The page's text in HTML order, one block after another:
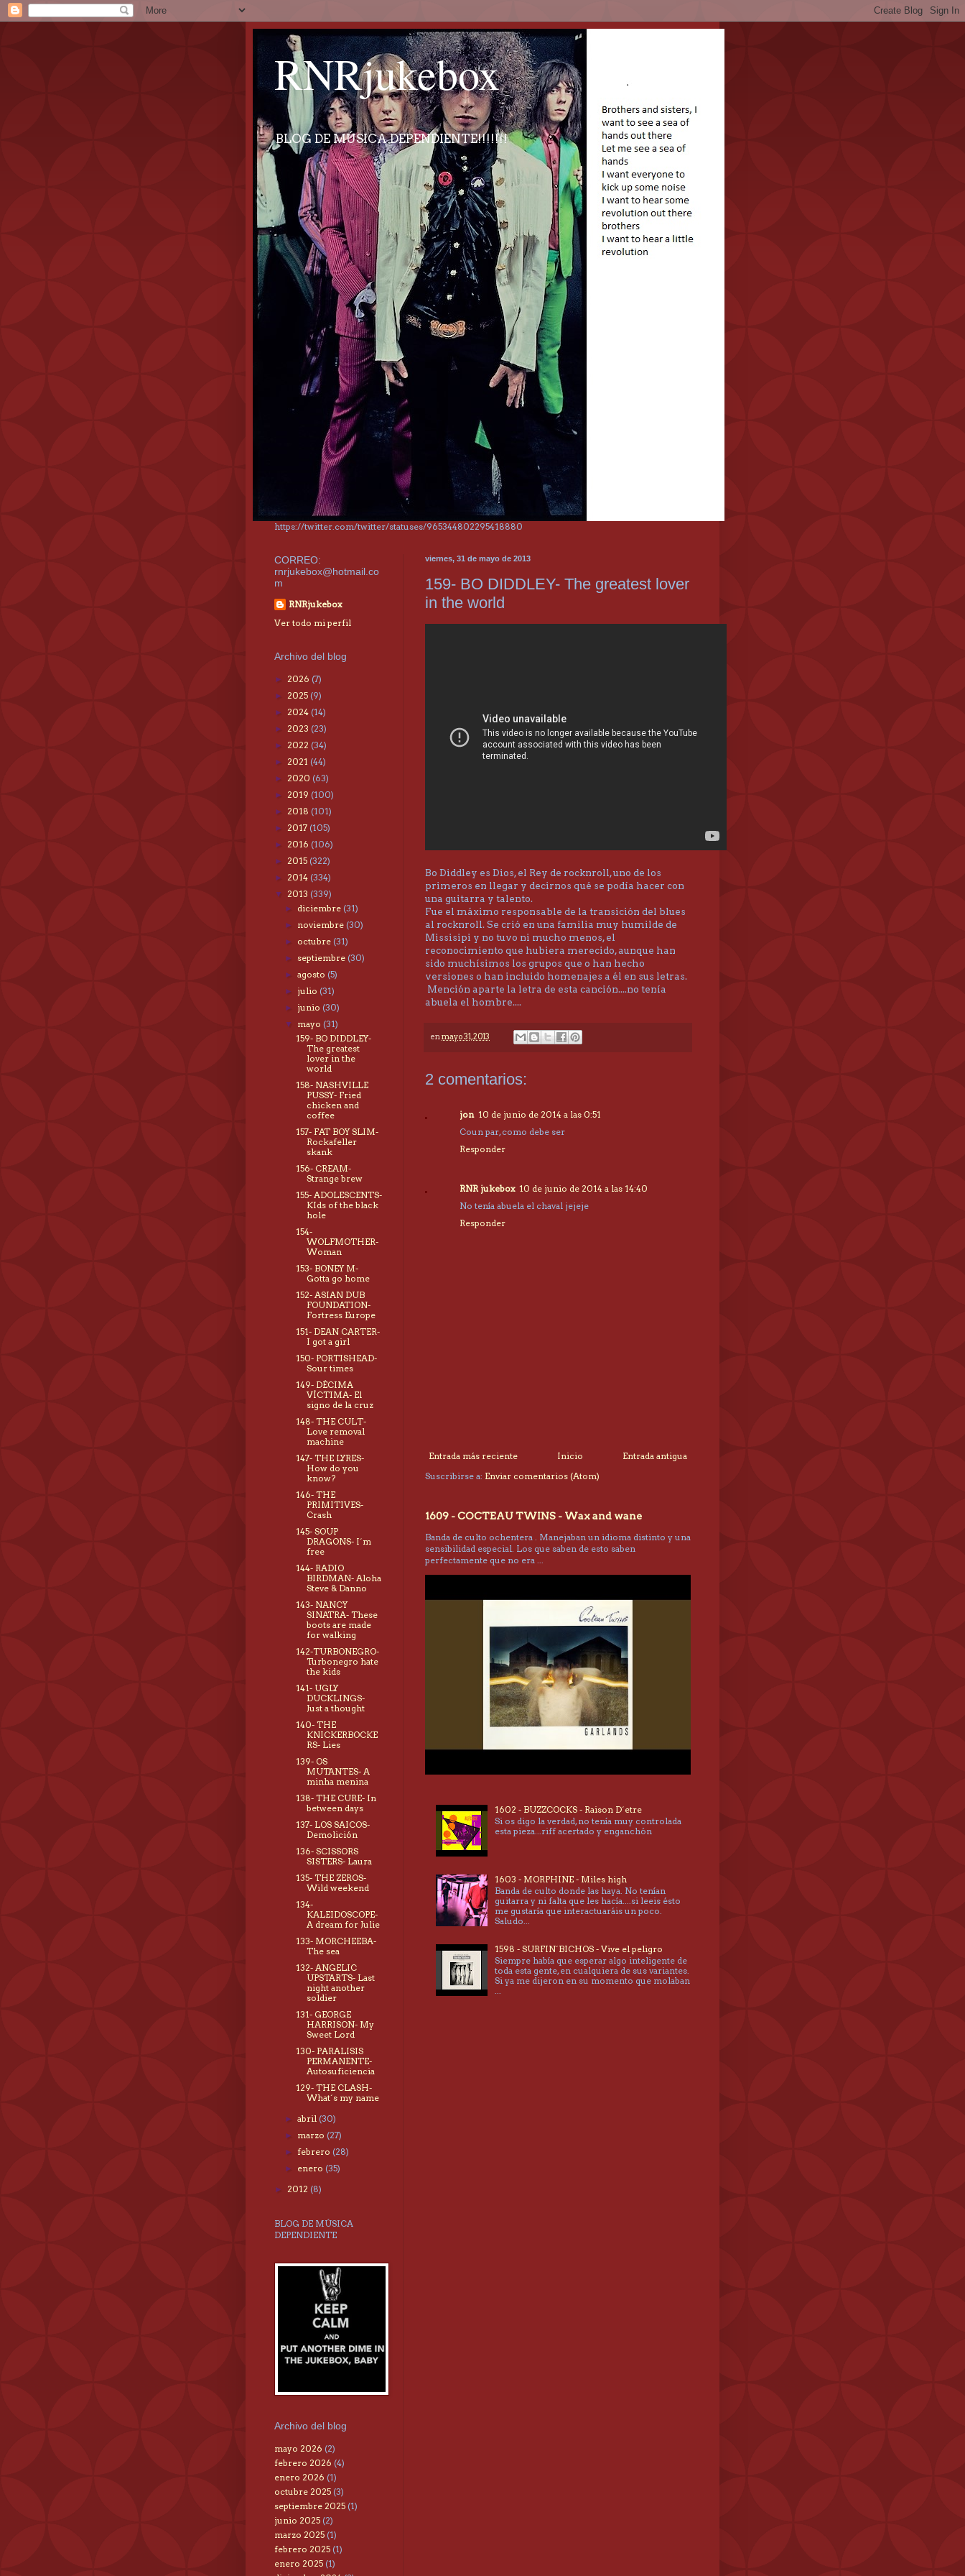
RNRjukebox
BLOG DE MÚSICA DEPENDIENTE!!!!!!!
https://twitter.com/twitter/statuses/965344802295418880
viernes, 31 de mayo de 2013
159- BO DIDDLEY- The greatest lover
in the world
Bo Diddley es Dios, el Rey de rocknroll, uno de los
primeros en llegar y decirnos qué se podía hacer con
una guitarra y talento.
Fue el máximo responsable de la transición del blues
al rocknroll. Se crió en una familia muy humilde de
Missisipi y no tuvo ni mucho menos, el
reconocimiento que hubiera merecido, aunque han
sido muchísimos los grupos que o han hecho
versiones o han incluido homenajes a él en sus letras.
Mención aparte la letra de esta canción....no tenía
abuela el hombre....
enmayo 31, 2013
2 comentarios:
jon 10 de junio de 2014 a las 0:51
Coun par, como debe ser
Responder
RNR jukebox 10 de junio de 2014 a las 14:40
No tenía abuela el chaval jejeje
Responder
Entrada más reciente Entrada antigua
Inicio
Suscribirse a: Enviar comentarios (Atom)
1609 - COCTEAU TWINS - Wax and wane
Banda de culto ochentera . Manejaban un idioma distinto y una
sensibilidad especial. Los que saben de esto saben
perfectamente que no era ...
1602 - BUZZCOCKS - Raison D´etre
Si os digo la verdad, no tenía muy controlada
esta pieza...riff acertado y enganchón
1603 - MORPHINE - Miles high
Banda de culto donde las haya. No tenían
guitarra y ni falta que les hacía....si leeis ésto
me gustaría que interactuaráis un poco.
Saludo...
1598 - SURFIN´BICHOS - Vive el peligro
Siempre había que esperar algo inteligente de
toda esta gente, en cualquiera de sus variantes.
Si ya me dijeron en su momento que molaban
CORREO:
rnrjukebox@hotmail.co
m
RNRjukebox
Ver todo mi perfil
Archivo del blog
► 2026 (7)
► 2025 (9)
► 2024 (14)
► 2023 (23)
► 2022 (34)
► 2021 (44)
► 2020 (63)
► 2019 (100)
► 2018 (101)
► 2017 (105)
► 2016 (106)
► 2015 (322)
► 2014 (334)
▼ 2013 (339)
► diciembre(31)
► noviembre(30)
► octubre(31)
►septiembre(30)
►agosto(5)
► julio(31)
► junio(30)
▼ mayo(31)
159- BO DIDDLEY-
The greatest
lover in the
world
158- NASHVILLE
PUSSY- Fried
chicken and
coffee
157- FAT BOY SLIM-
Rockafeller
skank
156- CREAM-
Strange brew
155- ADOLESCENTS-
KIds of the black
hole
154-
WOLFMOTHER-
Woman
153- BONEY M-
Gotta go home
152- ASIAN DUB
FOUNDATION-
Fortress Europe
151- DEAN CARTER-
I got a girl
150- PORTISHEAD-
Sour times
149- DÉCIMA
VÍCTIMA- El
signo de la cruz
148- THE CULT-
Love removal
machine
147- THE LYRES-
How do you
know?
146- THE
PRIMITIVES-
Crash
145- SOUP
DRAGONS- I´m
free
144- RADIO
BIRDMAN- Aloha
Steve & Danno
143- NANCY
SINATRA- These
boots are made
for walking
142-TURBONEGRO-
Turbonegro hate
the kids
141- UGLY
DUCKLINGS-
Just a thought
140- THE
KNICKERBOCKE
RS- Lies
139- OS
MUTANTES- A
minha menina
138- THE CURE- In
between days
137- LOS SAICOS-
Demolición
136- SCISSORS
SISTERS- Laura
135- THE ZEROS-
Wild weekend
134-
KALEIDOSCOPE-
A dream for Julie
133- MORCHEEBA-
The sea
132- ANGELIC
UPSTARTS- Last
night another
soldier
131- GEORGE
HARRISON- My
Sweet Lord
130- PARALISIS
PERMANENTE-
Autosuficiencia
129- THE CLASH-
What´s my name
►abril(30)
► marzo(27)
►febrero(28)
► enero(35)
► 2012 (8)
BLOG DE MÚSICA
DEPENDIENTE
Archivo del blog
mayo 2026 (2)
febrero 2026 (4)
enero 2026 (1)
octubre 2025 (3)
septiembre 2025 (1)
junio 2025 (2)
marzo 2025 (1)
febrero 2025 (1)
enero 2025 (1)